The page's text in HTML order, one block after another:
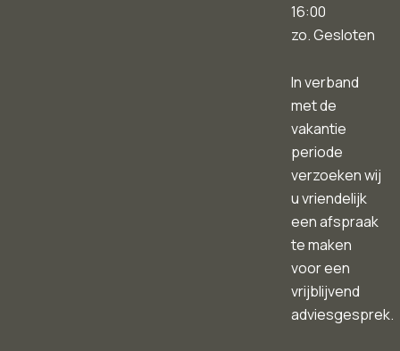
16:00
zo. Gesloten
In verband
met de
vakantie
periode
verzoeken wij
u vriendelijk
een afspraak
te maken
voor een
vrijblijvend
adviesgesprek.